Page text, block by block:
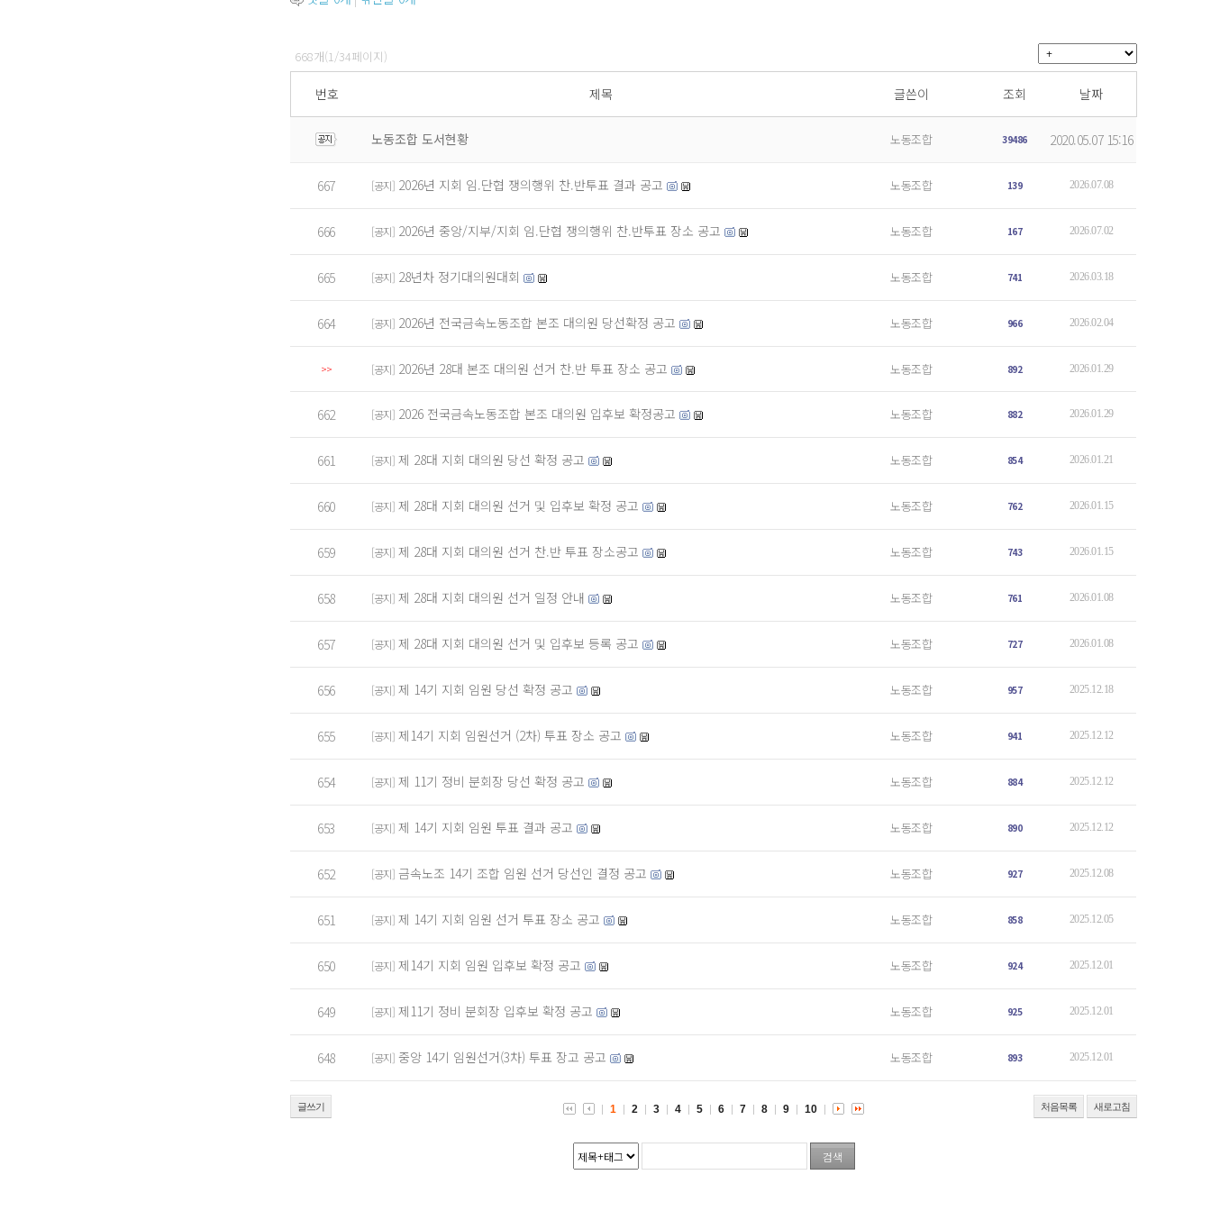
668개(1/34페이지)
번호 제목 글쓴이 조회 날짜
노동조합 도서현황 노동조합 39486 2020.05.07 15:16
667 [공지] 2026년 지회 임.단협 쟁의행위 찬.반투표 결과 공고 노동조합 139 2026.07.08
666 [공지] 2026년 중앙/지부/지회 임.단협 쟁의행위 찬.반투표 장소 공고 노동조합 167 2026.07.02
665 [공지] 28년차 정기대의원대회 노동조합 741 2026.03.18
664 [공지] 2026년 전국금속노동조합 본조 대의원 당선확정 공고 노동조합 966 2026.02.04
>> [공지] 2026년 28대 본조 대의원 선거 찬.반 투표 장소 공고 노동조합 892 2026.01.29
662 [공지] 2026 전국금속노동조합 본조 대의원 입후보 확정공고 노동조합 882 2026.01.29
661 [공지] 제 28대 지회 대의원 당선 확정 공고 노동조합 854 2026.01.21
660 [공지] 제 28대 지회 대의원 선거 및 입후보 확정 공고 노동조합 762 2026.01.15
659 [공지] 제 28대 지회 대의원 선거 찬.반 투표 장소공고 노동조합 743 2026.01.15
658 [공지] 제 28대 지회 대의원 선거 일정 안내 노동조합 761 2026.01.08
657 [공지] 제 28대 지회 대의원 선거 및 입후보 등록 공고 노동조합 727 2026.01.08
656 [공지] 제 14기 지회 임원 당선 확정 공고 노동조합 957 2025.12.18
655 [공지] 제14기 지회 임원선거 (2차) 투표 장소 공고 노동조합 941 2025.12.12
654 [공지] 제 11기 정비 분회장 당선 확정 공고 노동조합 884 2025.12.12
653 [공지] 제 14기 지회 임원 투표 결과 공고 노동조합 890 2025.12.12
652 [공지] 금속노조 14기 조합 임원 선거 당선인 결정 공고 노동조합 927 2025.12.08
651 [공지] 제 14기 지회 임원 선거 투표 장소 공고 노동조합 858 2025.12.05
650 [공지] 제14기 지회 임원 입후보 확정 공고 노동조합 924 2025.12.01
649 [공지] 제11기 정비 분회장 입후보 확정 공고 노동조합 925 2025.12.01
648 [공지] 중앙 14기 임원선거(3차) 투표 장고 공고 노동조합 893 2025.12.01
글쓰기 처음목록 새로고침
1 2 3 4 5 6 7 8 9 10